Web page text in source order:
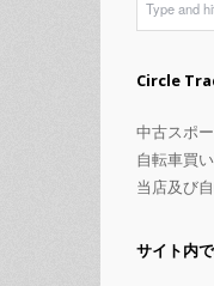
Circle
中古スポ
自転車買
当店及び
サイト内